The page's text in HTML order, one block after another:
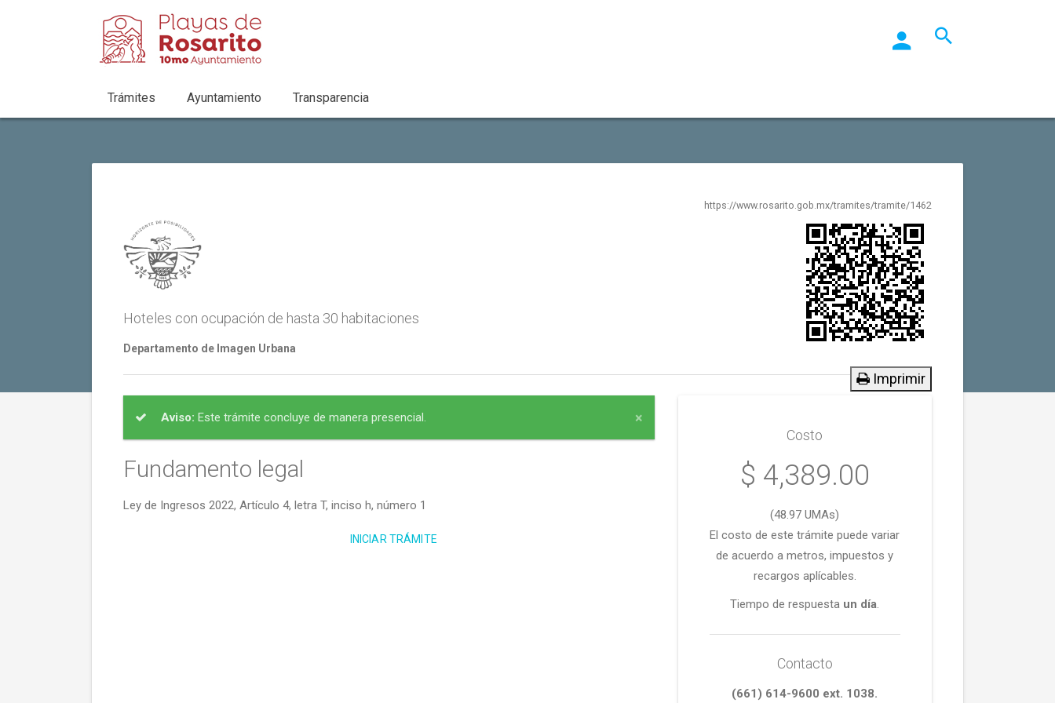
Trámites Ayuntamiento Transparencia
https://www.rosarito.gob.mx/tramites/tramite/1462
Hoteles con ocupación de hasta 30 habitaciones
Departamento de Imagen Urbana
Imprimir
Aviso: Este trámite concluye de manera presencial. ×
Fundamento legal
Ley de Ingresos 2022, Artículo 4, letra T, inciso h, número 1
INICIAR TRÁMITE
Costo
$ 4,389.00
(48.97 UMAs)
El costo de este trámite puede variar
de acuerdo a metros, impuestos y
recargos aplícables.
Tiempo de respuesta un día.
Contacto
(661) 614-9600 ext. 1038.